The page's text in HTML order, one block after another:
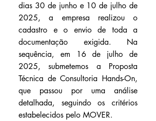
dias 30 de junho e 10 de julho de
2025, a empresa realizou o
cadastro e o envio de toda a
documentação exigida. Na
sequência, em 16 de julho de
2025, submetemos a Proposta
Técnica de Consultoria Hands-On,
que passou por uma análise
detalhada, seguindo os critérios
estabelecidos pelo MOVER.